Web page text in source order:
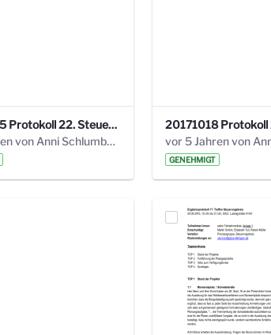
20180305 Protokoll 22. Steuerungskreis.pdf
vor 5 Jahren von Anni Schlumberger
GENEHMIGT